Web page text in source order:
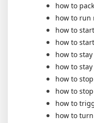
how to
how to run
how to
how to
how to
how to
how to
how to
how to
how to